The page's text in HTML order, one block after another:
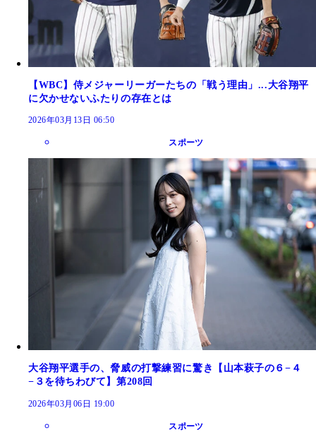
【WBC】侍メジャーリーガーたちの「戦う理由」...大谷翔平
に欠かせないふたりの存在とは
2026年03月13日 06:50
スポーツ
大谷翔平選手の、脅威の打撃練習に驚き【山本萩子の６−４
−３を待ちわびて】第208回
2026年03月06日 19:00
スポーツ